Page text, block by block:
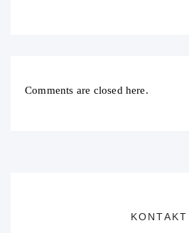
Comments are closed here.
KONTAKT